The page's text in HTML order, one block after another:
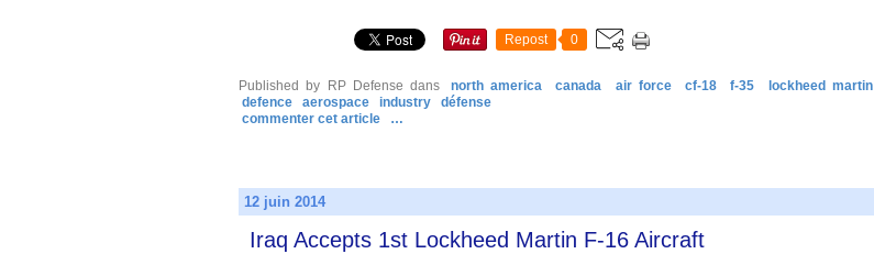
Repost 0
Published by RP Defense dans north america canada air force cf-18 f-35
lockheed martin
defence
aerospace industry
défense
commenter cet article
…
12 juin 2014
Iraq Accepts 1st Lockheed Martin F-16 Aircraft